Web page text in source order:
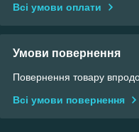
Всі умови оплати
Умови повернення
Повернення товару
Всі умови повернення